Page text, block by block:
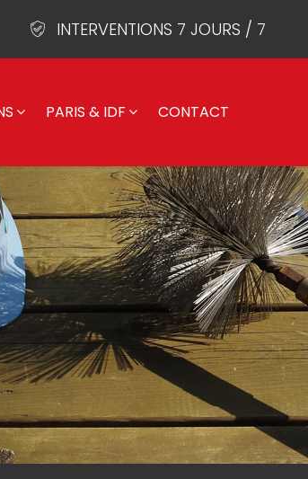
INTERVENTIONS 7 JOURS / 7
PARIS & IDF CONTACT